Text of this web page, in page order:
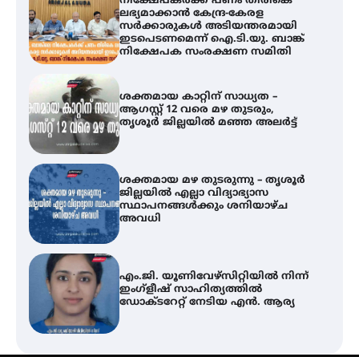
ലഭ്യമാക്കാൻ കേന്ദ്ര-കേരള
സർക്കാരുകൾ അടിയന്തരമായി
ഇടപെടണമെന്ന് ഐ.ടി.യു. ബാങ്ക്
നിക്ഷേപക സംരക്ഷണ സമിതി
ശക്തമായ കാറ്റിന് സാധ്യത –
ആഗസ്റ്റ് 12 വരെ മഴ തുടരും,
തൃശൂർ ജില്ലയിൽ മഞ്ഞ അലർട്ട്
ശക്തമായ മഴ തുടരുന്നു – തൃശൂർ
ജില്ലയിൽ എല്ലാ വിദ്യാഭ്യാസ
സ്ഥാപനങ്ങൾക്കും ശനിയാഴ്ച
അവധി
എം.ജി. യൂണിവേഴ്‌സിറ്റിയിൽ നിന്ന്
ഇംഗ്ളീഷ് സാഹിത്യത്തിൽ
ഡോക്ടറേറ്റ് നേടിയ എൻ. ആര്യ